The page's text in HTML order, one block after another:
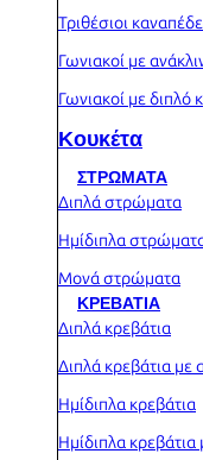
Τριθέσιοι
Γωνιακοί με
Γωνιακοί με διπλό
Κουκέτα
ΣΤΡΩΜΑΤΑ
Διπλά στρώματα
Ημίδιπλα
Μονά στρώματα
ΚΡΕΒΑΤΙΑ
Διπλά κρεβάτια
Διπλά κρεβάτια
Ημίδιπλα κρεβάτια
Ημίδιπλα